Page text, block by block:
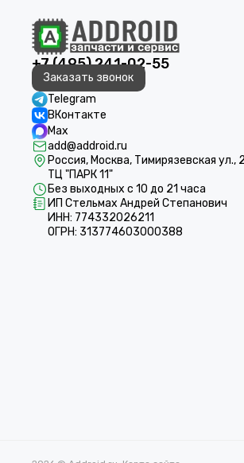
+7 (495) 241-02-55
Заказать звонок
Telegram
ВКонтакте
Max
add@addroid.ru
Россия, Москва, Тимирязевская ул.,
ТЦ "ПАРК 11"
Без выходных с 10 до 21 часа
ИП Стельмах Андрей Степанович
ИНН: 774332026211
ОГРН: 313774603000388